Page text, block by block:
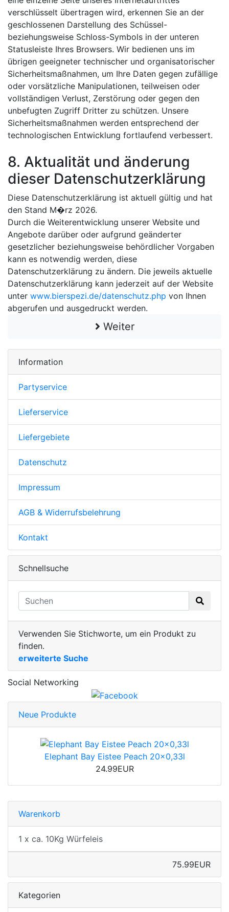
verschlüsselt übertragen wird, erkennen Sie an der
geschlossenen Darstellung des Schüssel-
beziehungsweise Schloss-Symbols in der unteren
Statusleiste Ihres Browsers. Wir bedienen uns im
übrigen geeigneter technischer und organisatorischer
Sicherheitsmaßnahmen, um Ihre Daten gegen zufällige
oder vorsätzliche Manipulationen, teilweisen oder
vollständigen Verlust, Zerstörung oder gegen den
unbefugten Zugriff Dritter zu schützen. Unsere
Sicherheitsmaßnahmen werden entsprechend der
technologischen Entwicklung fortlaufend verbessert.
8. Aktualität und änderung
dieser Datenschutzerklärung
Diese Datenschutzerklärung ist aktuell gültig und hat
den Stand M�rz 2026.
Durch die Weiterentwicklung unserer Website und
Angebote darüber oder aufgrund geänderter
gesetzlicher beziehungsweise behördlicher Vorgaben
kann es notwendig werden, diese
Datenschutzerklärung zu ändern. Die jeweils aktuelle
Datenschutzerklärung kann jederzeit auf der Website
unter www.bierspezi.de/datenschutz.php von Ihnen
abgerufen und ausgedruckt werden.
Weiter
Information
Partyservice
Lieferservice
Liefergebiete
Datenschutz
Impressum
AGB & Widerrufsbelehrung
Kontakt
Schnellsuche
Verwenden Sie Stichworte, um ein Produkt zu
finden.
erweiterte Suche
Social Networking
Neue Produkte
Elephant Bay Eistee Peach 20x0,33l
24.99EUR
Warenkorb
1 x ca. 10Kg Würfeleis
75.99EUR
Kategorien